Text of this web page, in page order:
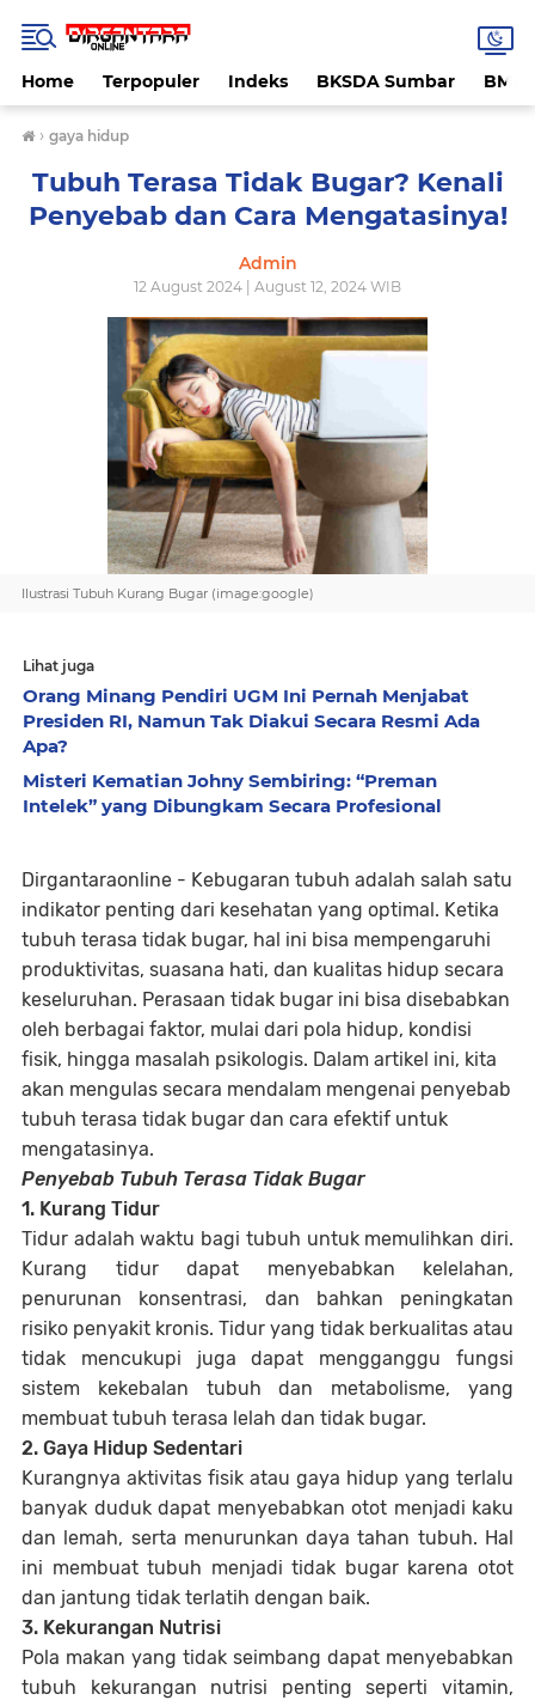
Home Terpopuler Indeks BKSDA Sumbar
› gaya hidup
Tubuh Terasa Tidak Bugar? Kenali
Penyebab dan Cara Mengatasinya!
Admin
12 August 2024 | August 12, 2024 WIB
Ilustrasi Tubuh Kurang Bugar (image:google)
Lihat juga
Orang Minang Pendiri UGM Ini Pernah Menjabat
Presiden RI, Namun Tak Diakui Secara Resmi Ada
Apa?
Misteri Kematian Johny Sembiring: “Preman
Intelek” yang Dibungkam Secara Profesional
Dirgantaraonline - Kebugaran tubuh adalah salah satu
indikator penting dari kesehatan yang optimal. Ketika
tubuh terasa tidak bugar, hal ini bisa mempengaruhi
produktivitas, suasana hati, dan kualitas hidup secara
keseluruhan. Perasaan tidak bugar ini bisa disebabkan
oleh berbagai faktor, mulai dari pola hidup, kondisi
fisik, hingga masalah psikologis. Dalam artikel ini, kita
akan mengulas secara mendalam mengenai penyebab
tubuh terasa tidak bugar dan cara efektif untuk
mengatasinya.
Penyebab Tubuh Terasa Tidak Bugar
1. Kurang Tidur
Tidur adalah waktu bagi tubuh untuk memulihkan diri.
Kurang tidur dapat menyebabkan kelelahan,
penurunan konsentrasi, dan bahkan peningkatan
risiko penyakit kronis. Tidur yang tidak berkualitas atau
tidak mencukupi juga dapat mengganggu fungsi
sistem kekebalan tubuh dan metabolisme, yang
membuat tubuh terasa lelah dan tidak bugar.
2. Gaya Hidup Sedentari
Kurangnya aktivitas fisik atau gaya hidup yang terlalu
banyak duduk dapat menyebabkan otot menjadi kaku
dan lemah, serta menurunkan daya tahan tubuh. Hal
ini membuat tubuh menjadi tidak bugar karena otot
dan jantung tidak terlatih dengan baik.
3. Kekurangan Nutrisi
Pola makan yang tidak seimbang dapat menyebabkan
tubuh kekurangan nutrisi penting seperti vitamin,